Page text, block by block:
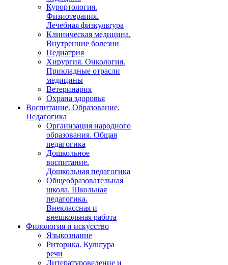
Курортология.
Физиотерапия.
Лечебная физкультура
Клиническая медицина.
Внутренние болезни
Педиатрия
Хирургия. Онкология.
Прикладные отрасли
медицины
Ветеринария
Охрана здоровья
Воспитание. Образование.
Педагогика
Организация народного
образования. Общая
педагогика
Дошкольное
воспитание.
Дошкольная педагогика
Общеобразовательная
школа. Школьная
педагогика.
Внеклассная и
внешкольная работа
Филология и искусство
Языкознание
Риторика. Культура
речи
Литературоведение и